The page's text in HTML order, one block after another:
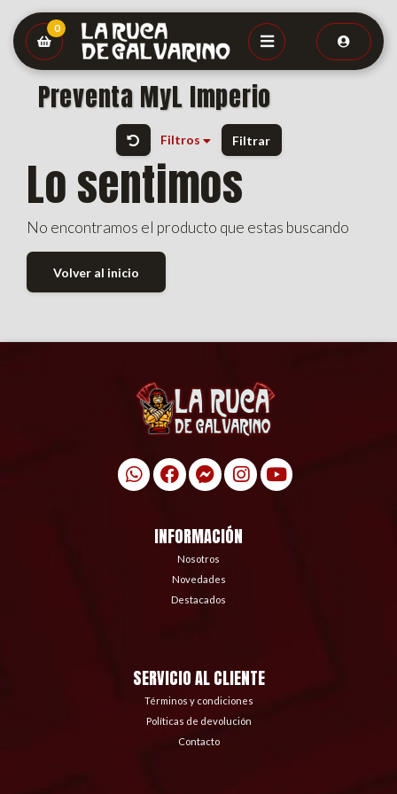
0
Preventa MyL Imperio
Filtros Filtrar
Lo sentimos
No encontramos el producto que estas buscando
Volver al inicio
INFORMACIÓN
Nosotros
Novedades
Destacados
SERVICIO AL CLIENTE
Términos y condiciones
Políticas de devolución
Contacto